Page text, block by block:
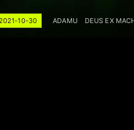
2021-10-30 ADAMU DEUS EX